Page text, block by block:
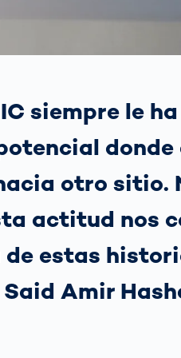
funciona la
del
autoridades
Sistemas de
siempre le
otro sitio.
actitud nos
de estas
Amir